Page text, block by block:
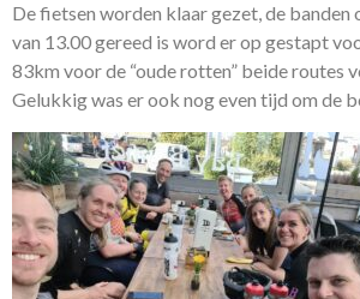
De fietsen worden klaar gezet, de banden
van 13.00 gereed is word er op gestapt
83km voor de “oude rotten” beide routes
Gelukkig was er ook nog even tijd om de